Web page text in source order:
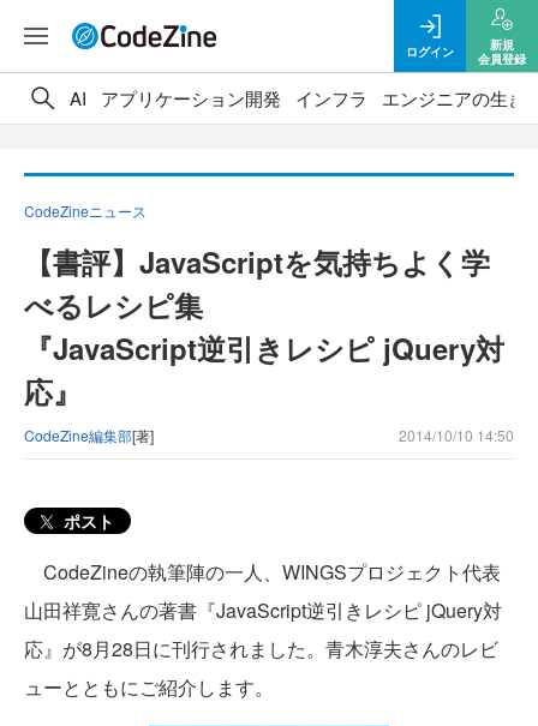
ログイン
新規
会員登録
AI アプリケーション開発 インフラ エンジニアの生き
CodeZineニュース
【書評】JavaScriptを気持ちよく学
べるレシピ集
『JavaScript逆引きレシピ jQuery対
応』
CodeZine編集部[著] 2014/10/10 14:50
ポスト
CodeZineの執筆陣の一人、WINGSプロジェクト代表
山田祥寛さんの著書『JavaScript逆引きレシピ jQuery対
応』が8月28日に刊行されました。青木淳夫さんのレビ
ューとともにご紹介します。